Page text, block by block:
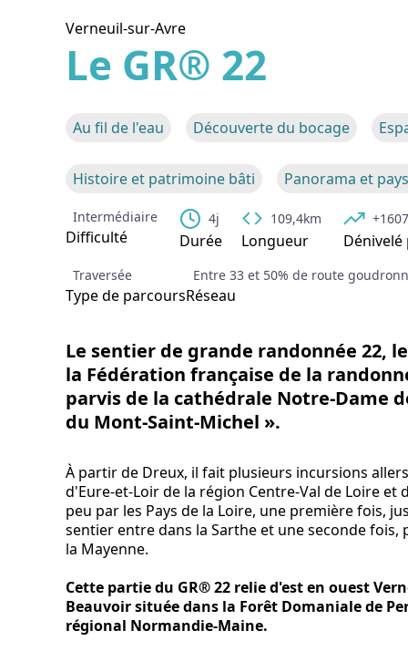
Verneuil-sur-Avre
Le GR® 22
Au fil de l'eau Découverte du bocage
Histoire et patrimoine bâti Panorama et
Intermédiaire
Difficulté
4j
Durée
109,4km
Longueur
Traversée
Type de parcours
Entre 33 et 50% de route
Réseau
Le sentier de grande randonnée 22, le
la Fédération française de la
parvis de la cathédrale Notre-Dame
du Mont-Saint-Michel ».
À partir de Dreux, il fait plusieurs incursions
d'Eure-et-Loir de la région Centre-Val de Loire et
peu par les Pays de la Loire, une première fois,
sentier entre dans la Sarthe et une seconde fois,
la Mayenne.
Cette partie du GR® 22 relie d'est en ouest
Beauvoir située dans la Forêt Domaniale de
régional Normandie-Maine.